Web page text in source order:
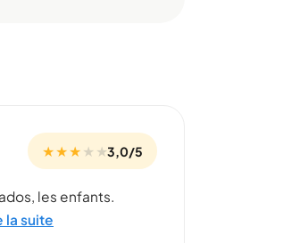
★ ★ ★★ ★3,0/5
les enfants.
la suite